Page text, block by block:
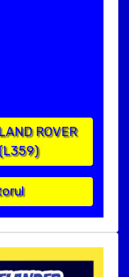
ROVER